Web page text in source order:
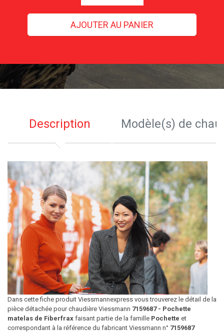
AJOUTER AU PANIER
Description Modèle(s) de
Dans cette fiche produit Viessmannexpress vous trouverez le détail de la
pièce détachée pour chaudière Viessmann 7159687 - Pochette
matelas de Fiberfrax faisant partie de la famille Pochette et
correspondant à la référence du fabricant Viessmann n° 7159687